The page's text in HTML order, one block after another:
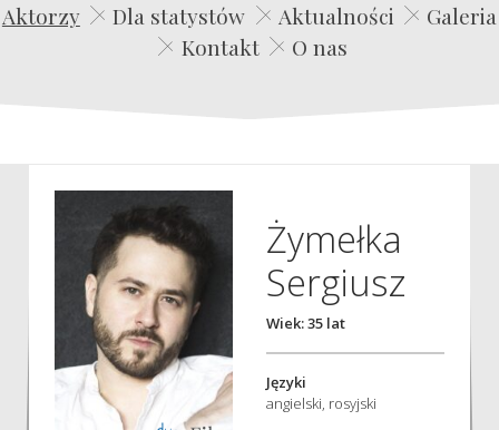
Edwin Film Agencja Aktorska
Aktorzy Dla statystów Aktualności
Galeria
Kontakt
O nas
Żymełka
Sergiusz
Wiek: 35 lat
Języki
angielski, rosyjski